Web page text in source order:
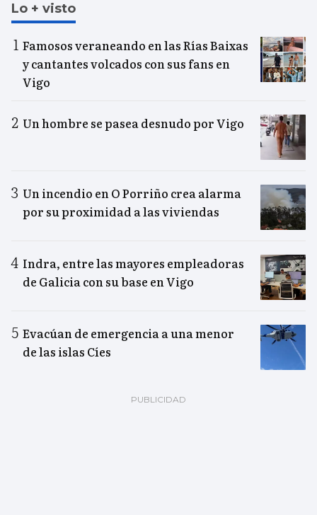
Lo + visto
Famosos veraneando en las Rías Baixas
y cantantes volcados con sus fans en
Vigo
Un hombre se pasea desnudo por Vigo
Un incendio en O Porriño crea alarma
por su proximidad a las viviendas
Indra, entre las mayores empleadoras
de Galicia con su base en Vigo
Evacúan de emergencia a una menor
de las islas Cíes